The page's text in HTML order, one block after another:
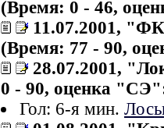
(Время: 0 - 46,
11.07.2001,
(Время: 77 - 90,
28.07.2001,
0 - 90, оценка
Гол: 6-я мин.